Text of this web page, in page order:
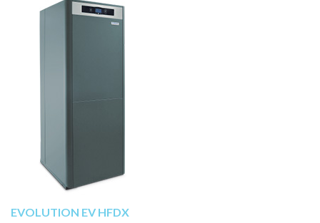
EVOLUTION EV HFDX